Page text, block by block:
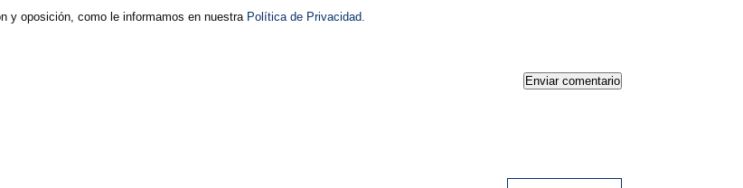
y oposición, como le informamos en nuestra Política de Privacidad.
Enviar comentario